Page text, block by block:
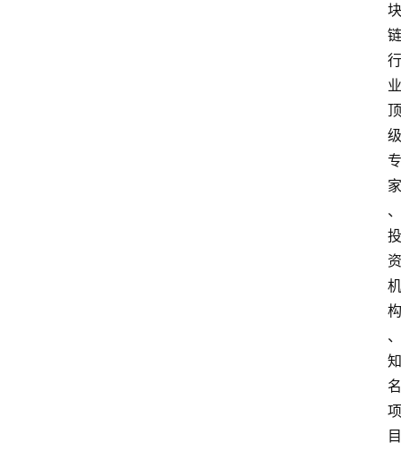
块
链
行
业
顶
级
专
家
、
投
资
机
构
、
知
名
项
目